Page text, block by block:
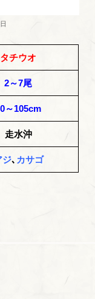
タチウオ
2～7尾
～105cm
走水沖
ジ､ カサゴ